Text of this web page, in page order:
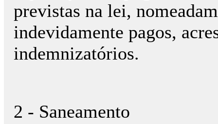
previstas na lei,
indevidamente pagos,
indemnizatórios.
2 - Saneamento